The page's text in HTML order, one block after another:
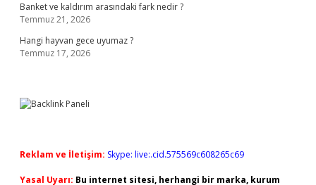
Banket ve kaldırım arasındaki fark nedir ?
Temmuz 21, 2026
Hangi hayvan gece uyumaz ?
Temmuz 17, 2026
Reklam ve İletişim: Skype: live:.cid.575569c608265c69
Yasal Uyarı: Bu internet sitesi, herhangi bir marka, kurum